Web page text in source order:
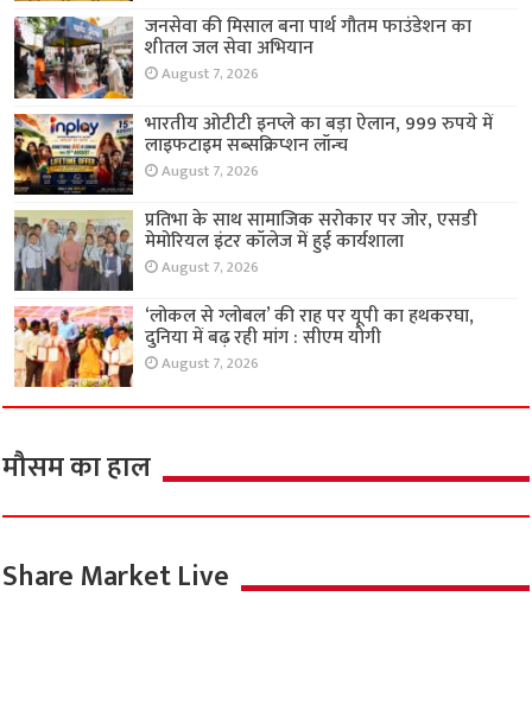
जनसेवा की मिसाल बना पार्थ गौतम फाउंडेशन का
शीतल जल सेवा अभियान
August 7, 2026
भारतीय ओटीटी इनप्ले का बड़ा ऐलान, 999 रुपये में
लाइफटाइम सब्सक्रिप्शन लॉन्च
August 7, 2026
प्रतिभा के साथ सामाजिक सरोकार पर जोर, एसडी
मेमोरियल इंटर कॉलेज में हुई कार्यशाला
August 7, 2026
‘लोकल से ग्लोबल’ की राह पर यूपी का हथकरघा,
दुनिया में बढ़ रही मांग : सीएम योगी
August 7, 2026
मौसम का हाल
Share Market Live